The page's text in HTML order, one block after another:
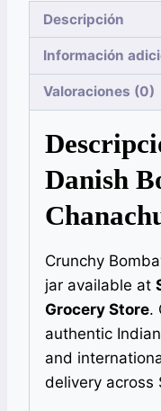
Descripción
Información
Valoraciones (0)
Danish
Crunchy
jar available at
Grocery Store.
authentic
and
delivery across